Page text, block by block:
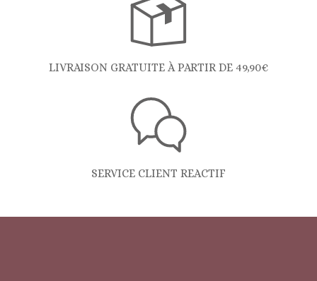
LIVRAISON GRATUITE À PARTIR DE 49,90€
SERVICE CLIENT REACTIF